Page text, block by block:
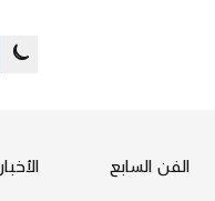
الفن السابع الأخبار